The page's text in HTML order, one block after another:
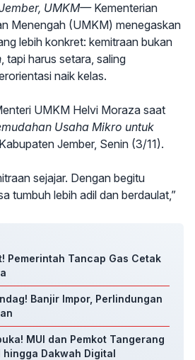
UMKM— Kementerian
Menengah (UMKM) menegaskan
lebih konkret: kemitraan bukan
, tapi harus setara, saling
naik kelas.
UMKM Helvi Moraza saat
Usaha Mikro untuk
Jember, Senin (3/11).
sejajar. Dengan begitu
tumbuh lebih adil dan berdaulat,”
Pemerintah Tancap Gas Cetak
Banjir Impor, Perlindungan
MUI dan Pemkot Tangerang
hingga Dakwah Digital